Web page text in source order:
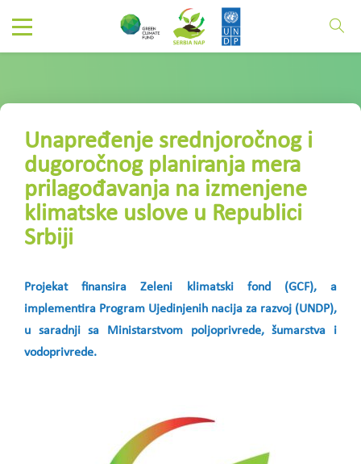
Unapređenje srednjoročnog i
dugoročnog planiranja mera
prilagođavanja na izmenjene
klimatske uslove u Republici
Srbiji
Projekat finansira Zeleni klimatski fond (GCF), a
implementira Program Ujedinjenih nacija za razvoj (UNDP),
u saradnji sa Ministarstvom poljoprivrede, šumarstva i
vodoprivrede.